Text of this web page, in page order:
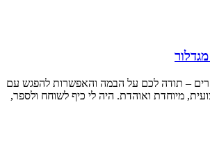
– תודה לכם על הבמה והאפשרות להפגש עם
מיוחדת ואוהדת. היה לי כיף לשוחח ולספר,